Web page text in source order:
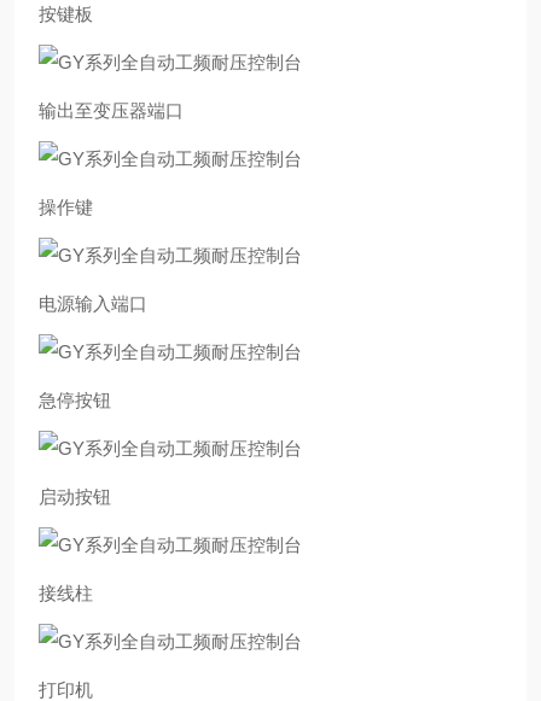
按键板
输出至变压器端口
操作键
电源输入端口
急停按钮
启动按钮
接线柱
打印机